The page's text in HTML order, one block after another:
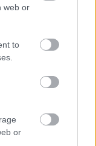
web or
to
or
terén -
is hirtelen
szabadul fel,
az új
korábban